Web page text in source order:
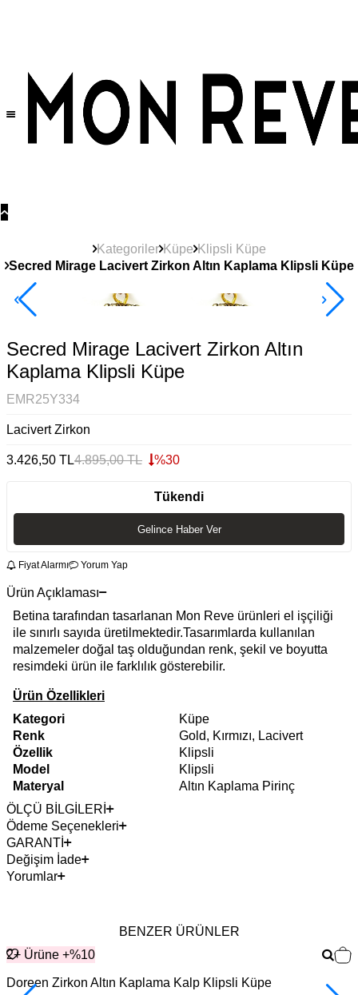
Kategoriler Küpe Klipsli Küpe
Secred Mirage Lacivert Zirkon Altın Kaplama Klipsli Küpe
2+ Ürüne +%10
Secred Mirage Lacivert Zirkon Altın
Kaplama Klipsli Küpe
EMR25Y334
Lacivert Zirkon
3.426,50 TL4.895,00TL %30
Tükendi
Gelince Haber Ver
Fiyat Alarmı Yorum Yap
Ürün Açıklaması
Betina tarafından tasarlanan Mon Reve ürünleri el işçiliği
ile sınırlı sayıda üretilmektedir.Tasarımlarda kullanılan
malzemeler doğal taş olduğundan renk, şekil ve boyutta
resimdeki ürün ile farklılık gösterebilir.
Ürün Özellikleri
Kategori
Küpe
Renk
Gold, Kırmızı, Lacivert
Özellik
Klipsli
Model
Klipsli
Materyal
Altın Kaplama Pirinç
ÖLÇÜ BİLGİLERİ
Ödeme Seçenekleri
GARANTİ
Değişim İade
Yorumlar
BENZER ÜRÜNLER
2+ Ürüne +%10
Doreen Zirkon Altın Kaplama Kalp Klipsli Küpe